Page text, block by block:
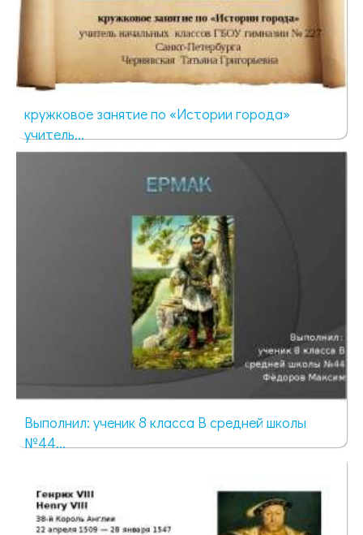
кружковое занятие по «Истории города»
учитель...
Выполнил: ученик 8 класса В средней школы
№44...